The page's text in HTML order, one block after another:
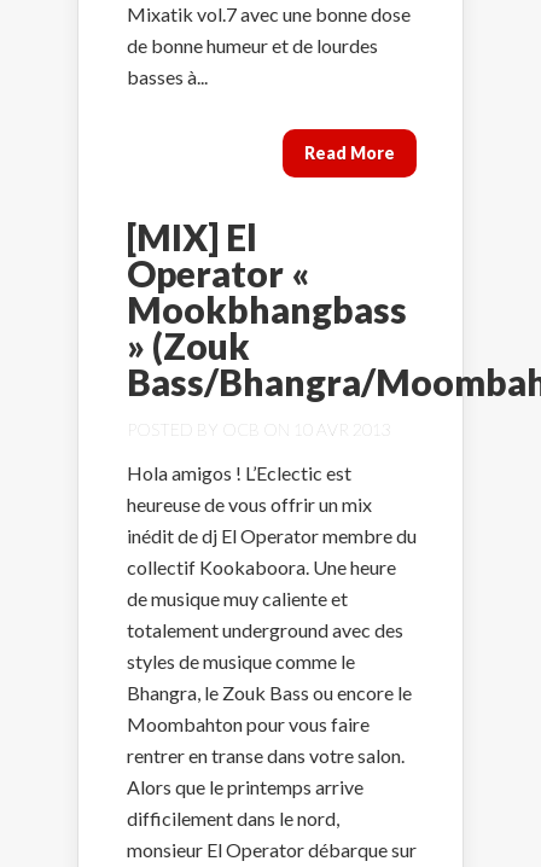
Mixatik vol.7 avec une bonne dose
de bonne humeur et de lourdes
basses à...
Read More
[MIX] El
Operator «
Mookbhangbass
» (Zouk
Bass/Bhangra/
POSTED BY OCB ON 10 AVR 2013
Hola amigos ! L’Eclectic est
heureuse de vous offrir un mix
inédit de dj El Operator membre du
collectif Kookaboora. Une heure
de musique muy caliente et
totalement underground avec des
styles de musique comme le
Bhangra, le Zouk Bass ou encore le
Moombahton pour vous faire
rentrer en transe dans votre salon.
Alors que le printemps arrive
difficilement dans le nord,
monsieur El Operator débarque sur